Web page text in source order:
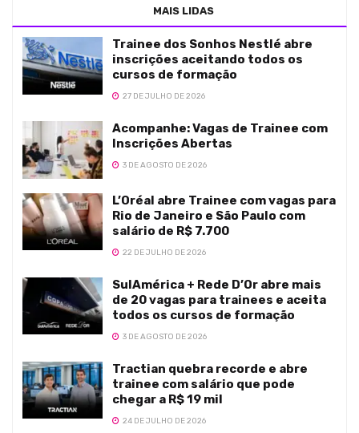
MAIS LIDAS
Trainee dos Sonhos Nestlé abre
inscrições aceitando todos os
cursos de formação
27 DE JULHO DE 2026
Acompanhe: Vagas de Trainee com
Inscrições Abertas
3 DE AGOSTO DE 2026
L’Oréal abre Trainee com vagas para
Rio de Janeiro e São Paulo com
salário de R$ 7.700
22 DE JULHO DE 2026
SulAmérica + Rede D’Or abre mais
de 20 vagas para trainees e aceita
todos os cursos de formação
3 DE AGOSTO DE 2026
Tractian quebra recorde e abre
trainee com salário que pode
chegar a R$ 19 mil
24 DE JULHO DE 2026